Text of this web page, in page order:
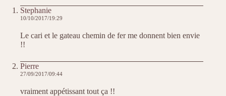
Stephanie
10/10/2017/19:29
Le cari et le gateau chemin de fer me donnent bien envie
!!
Pierre
27/09/2017/09:44
vraiment appétissant tout ça !!